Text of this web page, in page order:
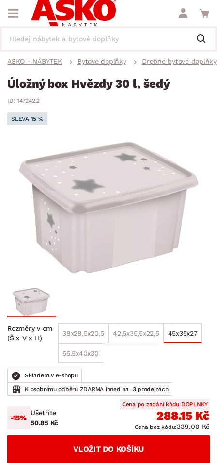
ASKO - NÁBYTEK Bytové doplňky Drobné bytové doplňky
Úložný box Hvězdy 30 l, šedý
ID: 147242.2
SLEVA 15 %
Rozměry v cm
(Š x V x H)
38x28,5x20,5 42,5x35,5x22,5 45x35x27
55,5x40x30
Skladem v e-shopu
K osobnímu odběru ZDARMA ihned na
3 prodejnách
-15%
Ušetříte
50.85 Kč
Cena po zadání kódu DOPLNKY
288.15 Kč
Cena bez kódu:339.00 Kč
VLOŽIT DO KOŠÍKU